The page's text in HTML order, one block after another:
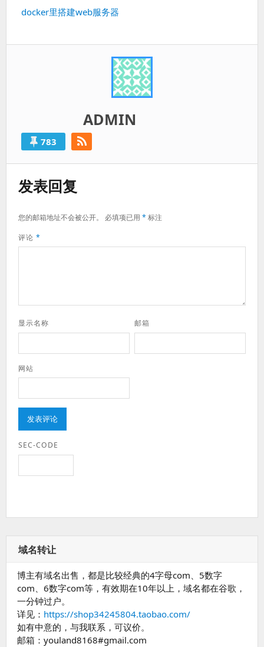
下
docker里搭建web服务器
ADMIN
783
发表回复
您的邮箱地址不会被公开。 必填项已用 *标注
评论 *
显示名称 邮箱
网站
SEC-CODE
域名转让
博主有域名出售，都是比较经典的4字母com、5数字
com、6数字com等，有效期在10年以上，域名都在谷歌，
一分钟过户。
详见： https://shop34245804.taobao.com/
如有中意的，与我联系，可议价。
邮箱：youland8168#gmail.com